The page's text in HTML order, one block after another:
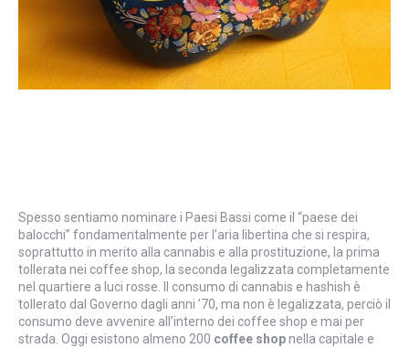
Spesso sentiamo nominare i Paesi Bassi come il “paese dei
balocchi” fondamentalmente per l’aria libertina che si respira,
soprattutto in merito alla cannabis e alla prostituzione, la prima
tollerata nei coffee shop, la seconda legalizzata completamente
nel quartiere a luci rosse. Il consumo di cannabis e hashish è
tollerato dal Governo dagli anni ’70, ma non è legalizzata, perciò il
consumo deve avvenire all’interno dei coffee shop e mai per
strada. Oggi esistono almeno 200 coffee shopnella capitale e